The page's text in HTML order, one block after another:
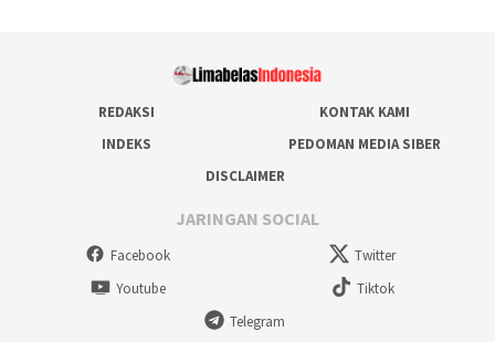
REDAKSI
KONTAK KAMI
INDEKS
PEDOMAN MEDIA SIBER
DISCLAIMER
JARINGAN SOCIAL
Facebook
Twitter
Youtube
Tiktok
Telegram